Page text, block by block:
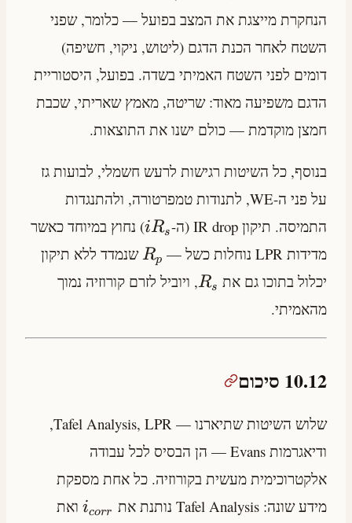
הנחקרת מייצגת את המצב בפועל — כלומר, שפני
השטח לאחר הכנת הדגם (ליטוש, ניקוי, חשיפה)
דומים לפני השטח האמיתי בשדה. בפועל, היסטוריית
הדגם משפיעה מאוד: שריטה, מאמץ שאריתי, שכבת
חמצן מוקדמת — כולם ישנו את התוצאות.
בנוסף, כל השיטות רגישות לרעש חשמלי, לבועות גז
על פני ה-WE, לתנודות טמפרטורה, ולהתנגדות
התמיסה. תיקון IR drop (ה-
iRs
) נחוץ במיוחד כאשר
מדידות LPR נוחלות כשל —
Rp
שנמדד ללא תיקון
יכלול בתוכו גם את
Rs
, ויוביל לזרם קורוזיה נמוך
מהאמיתי.
10.12 סיכום
שלוש השיטות שתיארנו — Tafel Analysis, LPR,
ודיאגרמות Evans — הן הבסיס לכל עבודה
אלקטרוכימית מעשית בקורוזיה. כל אחת מספקת
מידע שונה: Tafel Analysis נותנת את
icorr
ואת